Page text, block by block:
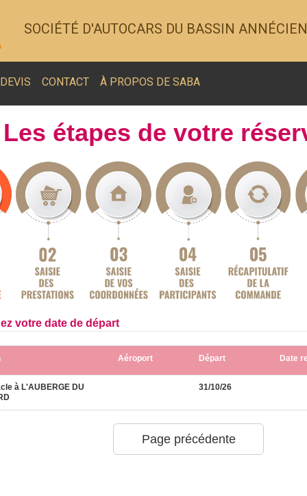
SOCIÉTÉ D'AUTOCARS DU BASSIN ANNÉCIEN
DEVIS CONTACT À PROPOS DE SABA